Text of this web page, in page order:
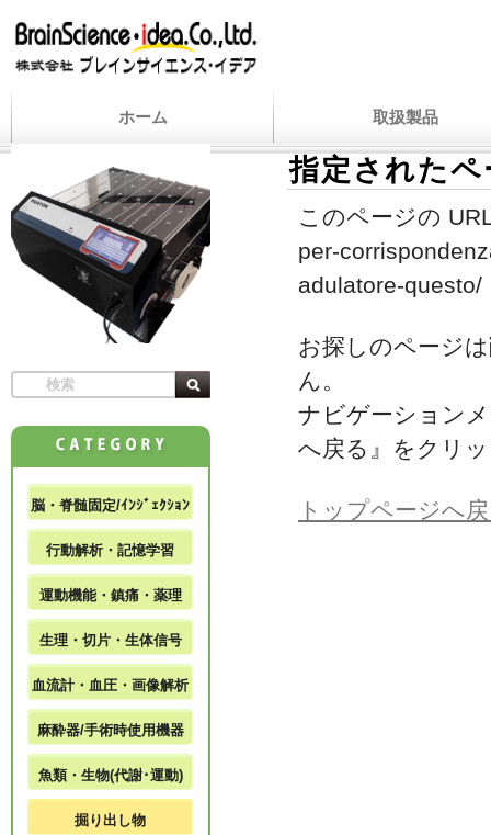
ホーム 取扱製品
指定された
このページの
per-
adulatore-questo/
お探しのページ
ん。
ナビゲーション
へ戻る』をクリ
トップページへ
脳・脊髄固定/ｲﾝｼﾞｪｸｼｮﾝ
行動解析・記憶学習
運動機能・鎮痛・薬理
生理・切片・生体信号
血流計・血圧・画像解析
麻酔器/手術時使用機器
魚類・生物(代謝･運動)
掘り出し物